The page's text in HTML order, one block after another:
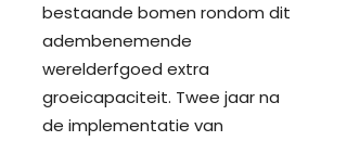
bestaande bomen rondom dit
adembenemende
werelderfgoed extra
groeicapaciteit. Twee jaar na
de implementatie van